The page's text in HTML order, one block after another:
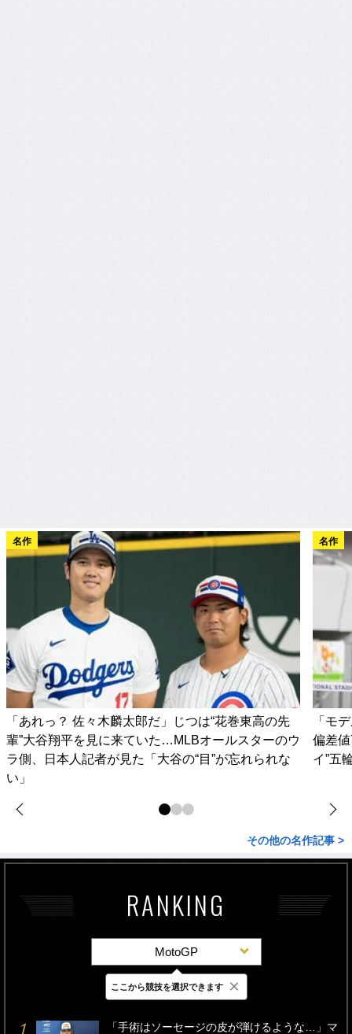
名作
「あれっ？ 佐々木麟太郎だ」じつは“花巻東高の先
輩”大谷翔平を見に来ていた…MLBオールスターのウ
ラ側、日本人記者が見た「大谷の“目”が忘れられな
い」
名作
「モ
偏差
イ”五
その他の名作記事 >
RANKING
MotoGP
最新 24時間 週間
「手術はソーセージの皮が弾けるような…」マ
ここから競技を選択できます ×